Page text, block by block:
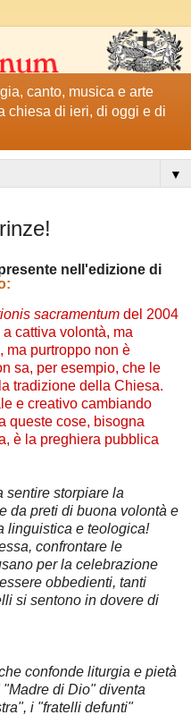
canto, musica e arte
chiesa di ieri, di oggi e di
▼
nell'edizione di
sacramentum del 2004
cattiva volontà, ma
, ma purtroppo non è
sa, per esempio, che le
tradizione della Chiesa.
e creativo cambiando
queste cose, bisogna
è la preghiera pubblica
sentire storpiare la
da preti di buona volontà e
linguistica e teologica!
confrontare le
per la celebrazione
obbedienti, tanti
si sentono in dovere di
confonde liturgia e pietà
di Dio" diventa
i "fratelli defunti"